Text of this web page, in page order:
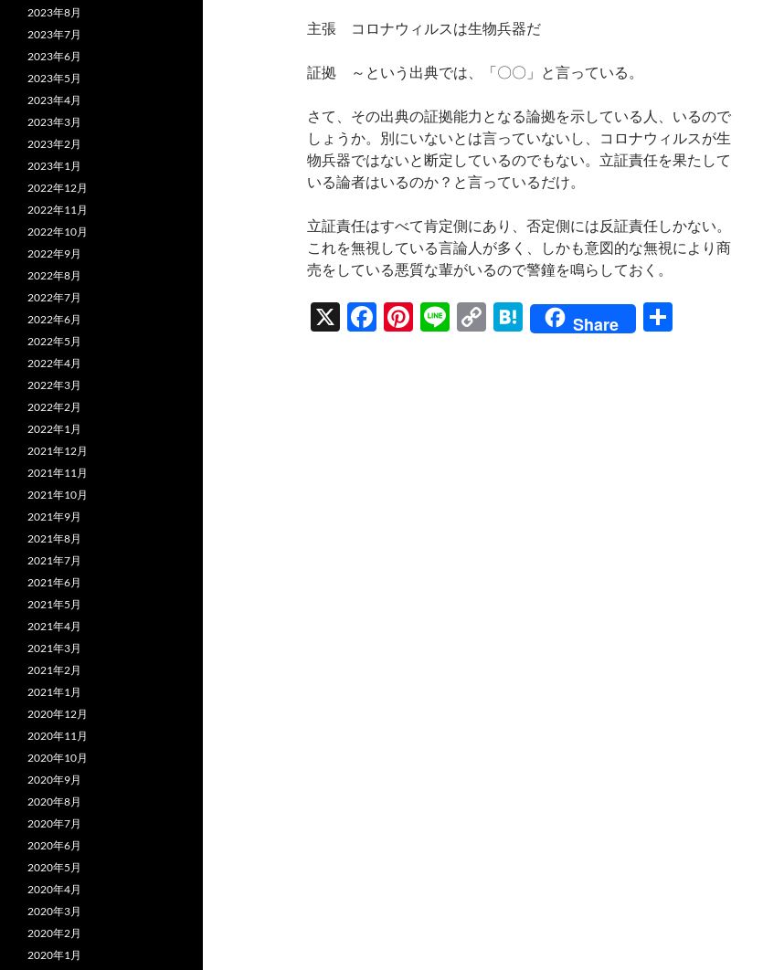
主張 コロナウィルスは生物兵器だ
証拠 ～という出典では、「〇〇」と言っている。
さて、その出典の証拠能力となる論拠を示している人、いるので
しょうか。別にいないとは言っていないし、コロナウィルスが生
物兵器ではないと断定しているのでもない。立証責任を果たして
いる論者はいるのか？と言っているだけ。
立証責任はすべて肯定側にあり、否定側には反証責任しかない。
これを無視している言論人が多く、しかも意図的な無視により商
売をしている悪質な輩がいるので警鐘を鳴らしておく。
X
F
Pi Li
C
H
at
Share
2023年8月
2023年7月
2023年6月
2023年5月
2023年4月
2023年3月
2023年2月
2023年1月
2022年12月
2022年11月
2022年10月
2022年9月
2022年8月
2022年7月
2022年6月
2022年5月
2022年4月
2022年3月
2022年2月
2022年1月
2021年12月
2021年11月
2021年10月
2021年9月
2021年8月
2021年7月
2021年6月
2021年5月
2021年4月
2021年3月
2021年2月
2021年1月
2020年12月
2020年11月
2020年10月
2020年9月
2020年8月
2020年7月
2020年6月
2020年5月
2020年4月
2020年3月
2020年2月
2020年1月